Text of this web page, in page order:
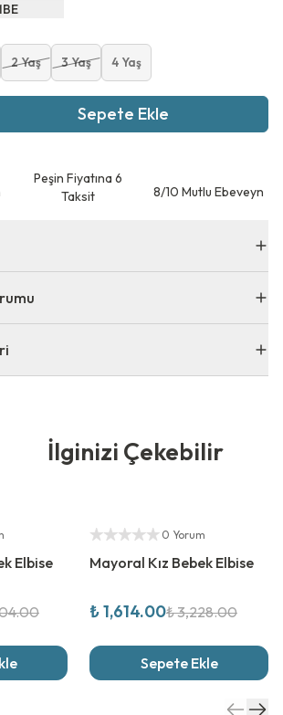
2 Yaş 3 Yaş 4 Yaş
Sepete Ekle
Peşin Fiyatına 6
Taksit
8/10 Mutlu Ebeveyn
Çekebilir
Elbise
Yetkili Satıcı
0 Yorum
Mayoral Kız Bebek Elbise
₺ 1,614.00₺ 3,228.00
Sepete Ekle